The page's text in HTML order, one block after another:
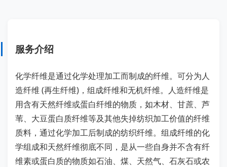
服务介绍
化学纤维是通过化学处理加工而制成的纤维。可分为人
造纤维 (再生纤维)，组成纤维和无机纤维。人造纤维是
用含有天然纤维或蛋白纤维的物质，如木材、甘蔗、芦
苇、大豆蛋白质纤维等及其他失掉纺织加工价值的纤维
质料，通过化学加工后制成的纺织纤维。组成纤维的化
学组成和天然纤维彻底不同，是从一些自身并不含有纤
维素或蛋白质的物质如石油、煤、天然气、石灰石或农